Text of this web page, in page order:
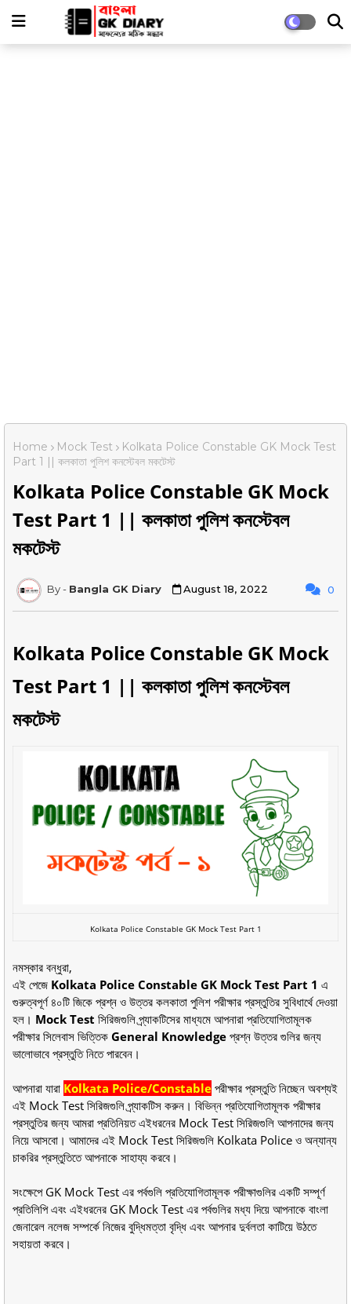
Home Mock Test
Kolkata Police Constable GK Mock Test
Part 1 || কলকাতা পুলিশ কনস্টেবল মকটেস্ট
Kolkata Police Constable GK Mock
Test Part 1 || কলকাতা পুলিশ কনস্টেবল
মকটেস্ট
Bangla GK Diary August 18, 2022 0
Kolkata Police Constable GK Mock
Test Part 1 || কলকাতা পুলিশ কনস্টেবল
মকটেস্ট
Kolkata Police Constable GK Mock Test Part 1
নমস্কার বন্ধুরা,
এই পেজে Kolkata Police Constable GK Mock Test Part 1 এ
গুরুত্বপূর্ণ ৪০টি জিকে প্রশ্ন ও উত্তর কলকাতা পুলিশ পরীক্ষার প্রস্তুতির সুবিধার্থে দেওয়া
হল। Mock Test সিরিজগুলি প্র্যাকটিসের মাধ্যমে আপনারা প্রতিযোগিতামূলক
পরীক্ষার সিলেবাস ভিত্তিক General Knowledge প্রশ্ন উত্তর গুলির জন্য
ভালোভাবে প্রস্তুতি নিতে পারবেন।
আপনারা যারা Kolkata Police/Constable পরীক্ষার প্রস্তুতি নিচ্ছেন অবশ্যই
এই Mock Test সিরিজগুলি প্র্যাকটিস করুন। বিভিন্ন প্রতিযোগিতামূলক পরীক্ষার
প্রস্তুতির জন্য আমরা প্রতিনিয়ত এইধরনের Mock Test সিরিজগুলি আপনাদের জন্য
নিয়ে আসবো। আমাদের এই Mock Test সিরিজগুলি Kolkata Police ও অন্যান্য
চাকরির প্রস্তুতিতে আপনাকে সাহায্য করবে।
সংক্ষেপে GK Mock Test এর পর্বগুলি প্রতিযোগিতামূলক পরীক্ষাগুলির একটি সম্পূর্ণ
প্রতিলিপি এবং এইধরনের GK Mock Test এর পর্বগুলির মধ্য দিয়ে আপনাকে বাংলা
জেনারেল নলেজ সম্পর্কে নিজের বুদ্ধিমত্তা বৃদ্ধি এবং আপনার দুর্বলতা কাটিয়ে উঠতে
সহায়তা করবে।